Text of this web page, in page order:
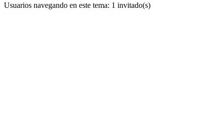
Usuarios navegando en este tema: 1 invitado(s)